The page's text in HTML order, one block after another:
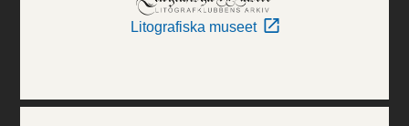
Litografiska museet